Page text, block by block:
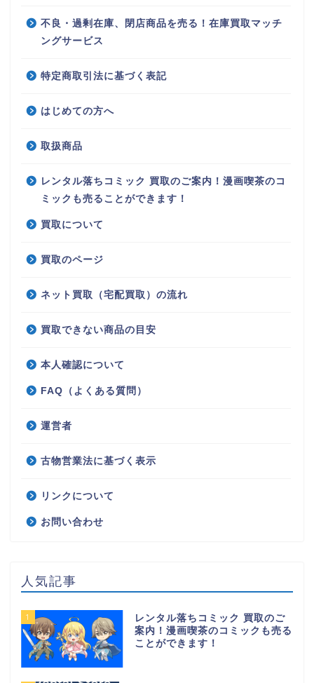
不良・過剰在庫、閉店商品を売る！在庫買取マッチ
ングサービス
特定商取引法に基づく表記
はじめての方へ
取扱商品
レンタル落ちコミック 買取のご案内！漫画喫茶のコ
ミックも売ることができます！
買取について
買取のページ
ネット買取（宅配買取）の流れ
買取できない商品の目安
本人確認について
FAQ（よくある質問）
運営者
古物営業法に基づく表示
リンクについて
お問い合わせ
人気記事
1
レンタル落ちコミック 買取のご
案内！漫画喫茶のコミックも売る
ことができます！